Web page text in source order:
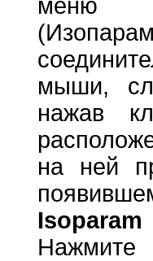
меню
мыши,
нажав
на ней
Isoparam